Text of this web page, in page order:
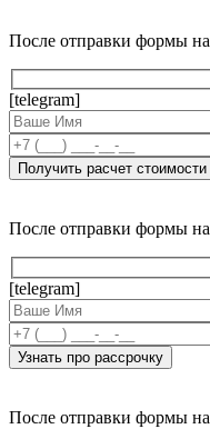
После отправки формы
[telegram]
После отправки формы
[telegram]
После отправки формы